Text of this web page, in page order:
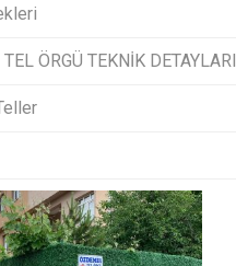
ÖRGÜ TEKNİK DETAYLARI